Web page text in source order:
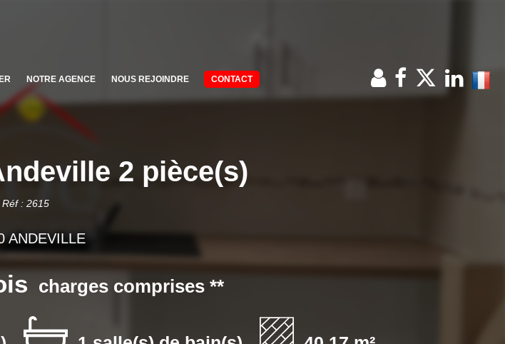
NOTRE AGENCE NOUS REJOINDRE CONTACT
2 pièce(s)
Réf : 2615
ANDEVILLE
charges comprises **